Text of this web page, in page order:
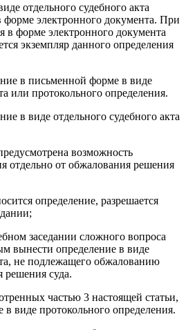
отдельного судебного акта
электронного документа. При
в форме электронного документа
экземпляр данного определения
в письменной форме в виде
или протокольного определения.
в виде отдельного судебного акта
возможность
отдельно от обжалования решения
определение, разрешается
заседании сложного вопроса
вынести определение в виде
не подлежащего обжалованию
решения суда.
частью 3 настоящей статьи,
в виде протокольного определения.